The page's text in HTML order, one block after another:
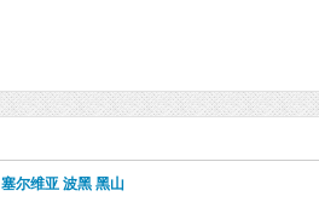
塞尔维亚 波黑 黑山